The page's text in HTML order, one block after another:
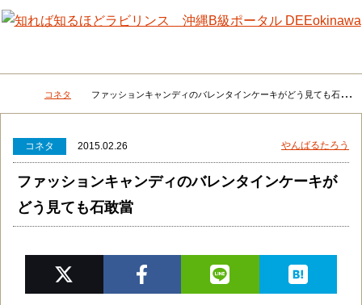
メニュー 検
DEEokinawaトップ
コネタ ファッションキャンディのバレンタインケーキがどう見ても石敢當
コネタ 2015.02.26 やんばるたろう
ファッションキャンディのバレンタインケーキが
どう見ても石敢當